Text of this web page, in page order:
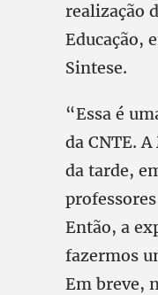
realização
Educação,
Sintese.
“Essa é
da CNTE.
da tarde,
Então, a
fazermos
Em breve,